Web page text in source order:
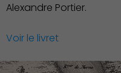
Alexandre Portier.
Voir le livret